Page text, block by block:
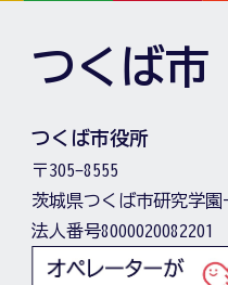
つくば市
つくば市役所
〒305-8555
茨城県つくば市研究学園
法人番号8000020082201